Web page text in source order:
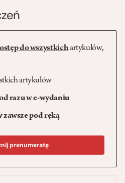
do wszystkichartykułów,
artykułów
razu w e-wydaniu
pod ręką
prenumeratę